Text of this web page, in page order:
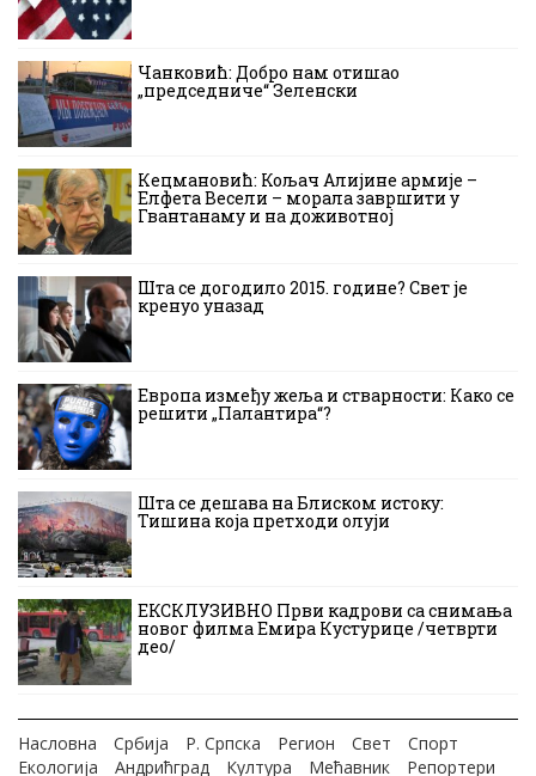
Чанковић: Добро нам отишао
„председниче“ Зеленски
Кецмановић: Кољач Алијине армије –
Елфета Весели – морала завршити у
Гвантанаму и на доживотној
Шта се догодило 2015. године? Свет је
кренуо уназад
Европа између жеља и стварности: Како се
решити „Палантира“?
Шта се дешава на Блиском истоку:
Тишина која претходи олуји
ЕКСКЛУЗИВНО Први кадрови са снимања
новог филма Емира Кустурице /четврти
део/
Насловна Србија Р. Српска Регион Свет
Спорт
Екологија
Андрићград Култура Мећавник Репортери